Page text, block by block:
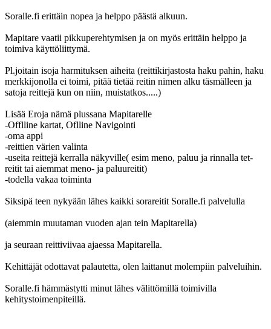
Soralle.fi erittäin nopea ja helppo päästä alkuun.
Mapitare vaatii pikkuperehtymisen ja on myös erittäin helppo ja
toimiva käyttöliittymä.
Pl.joitain isoja harmituksen aiheita (reittikirjastosta haku pahin, haku
merkkijonolla ei toimi, pitää tietää reitin nimen alku täsmälleen ja
satoja reittejä kun on niin, muistatkos.....)
Lisää Eroja nämä plussana Mapitarelle
-Offlline kartat, Oflline Navigointi
-oma appi
-reittien värien valinta
-useita reittejä kerralla näkyville( esim meno, paluu ja rinnalla tet-
reitit tai aiemmat meno- ja paluureitit)
-todella vakaa toiminta
Siksipä teen nykyään lähes kaikki sorareitit Soralle.fi palvelulla
(aiemmin muutaman vuoden ajan tein Mapitarella)
ja seuraan reittiviivaa ajaessa Mapitarella.
Kehittäjät odottavat palautetta, olen laittanut molempiin palveluihin.
Soralle.fi hämmästytti minut lähes välittömillä toimivilla
kehitystoimenpiteillä.